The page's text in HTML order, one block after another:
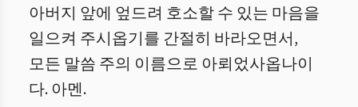
아버지 앞에 엎드려 호소할 수 있는 마음을
일으켜 주시옵기를 간절히 바라오면서,
모든 말씀 주의 이름으로 아뢰었사옵나이
다. 아멘.